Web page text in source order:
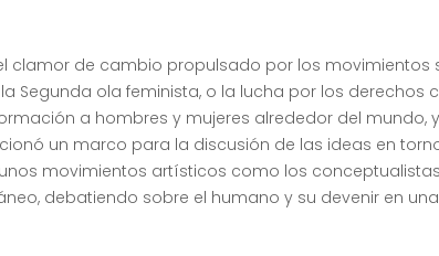
clamor de cambio propulsado por los movimientos
Segunda ola feminista, o la lucha por los derechos
a hombres y mujeres alrededor del mundo,
un marco para la discusión de las ideas en
movimientos artísticos como los
debatiendo sobre el humano y su devenir en